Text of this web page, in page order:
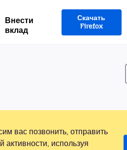
Внести
вклад
Скачать
Firefox
вас позвонить, отправить
используя